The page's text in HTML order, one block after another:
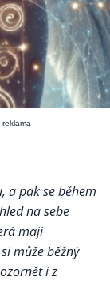
reklama
a pak se během
na sebe
mají
může běžný
i z